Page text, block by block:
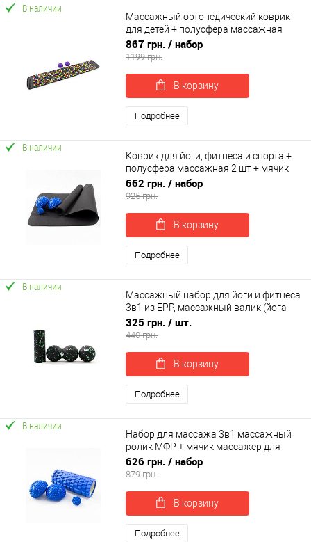
В наличии
Массажный ортопедический коврик
для детей + полусфера массажная
массажер для ног 2шт OSPORT Set 73
(n-0103)
867 грн. / набор
1199 грн.
В корзину
Подробнее
В наличии
Коврик для йоги, фитнеса и спорта +
полусфера массажная 2 шт + мячик
массажный с шипами OSPORT Set 60
(n-0090)
662 грн. / набор
925 грн.
В корзину
Подробнее
В наличии
Массажный набор для йоги и фитнеса
3в1 из EPP, массажный валик (йога
ролл)+массажный мяч МФР OSPORT
(OF-0281)
325 грн. / шт.
440 грн.
В корзину
Подробнее
В наличии
Набор для массажа 3в1 массажный
ролик МФР + мячик массажер для
спины ног +полусфера 2шт OSPORT
Set 41 (n-0071)
626 грн. / набор
879 грн.
В корзину
Подробнее